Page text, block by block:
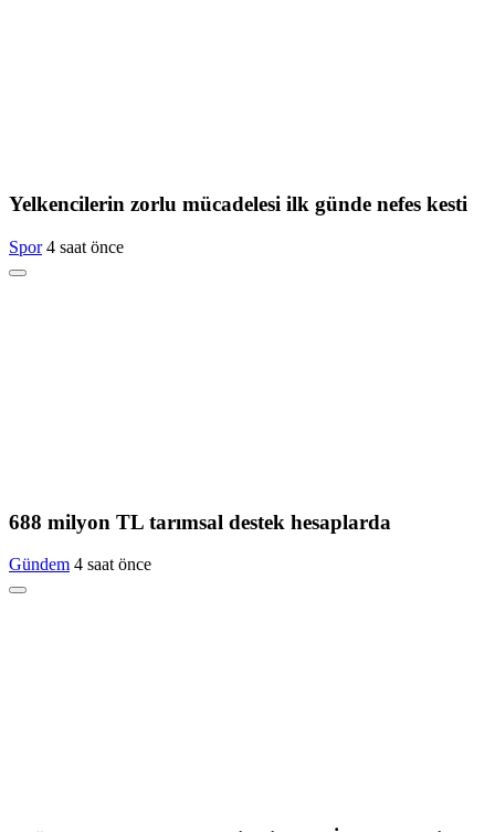
Yelkencilerin zorlu mücadelesi ilk günde nefes kesti
Spor 4 saat önce
688 milyon TL tarımsal destek hesaplarda
Gündem 4 saat önce